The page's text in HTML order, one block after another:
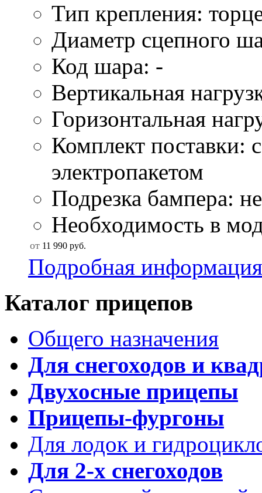
Тип крепления:
Диаметр сцепного
Код шара: -
Вертикальная
Горизонтальная
Комплект поставки:
электропакетом
Подрезка бампера:
Необходимость в
от 11 990 руб.
Подробная информация
Каталог прицепов
Общего назначения
Для снегоходов и
Двухосные прицепы
Прицепы-фургоны
Для лодок и
Для 2-х снегоходов